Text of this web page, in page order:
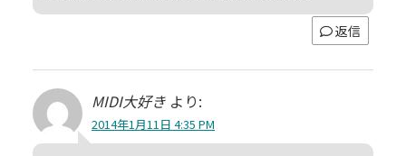
返信
MIDI大好き より:
2014年1月11日 4:35 PM